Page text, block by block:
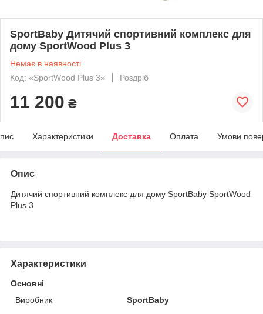
SportBaby Дитячий спортивний комплекс для
дому SportWood Plus 3
Немає в наявності
Код: «SportWood Plus 3»
Роздріб
11 200 ₴
Характеристики Доставка Оплата Умови
Опис
Дитячий спортивний комплекс для дому SportBaby SportWood
Plus 3
Характеристики
Основні
Виробник
SportBaby